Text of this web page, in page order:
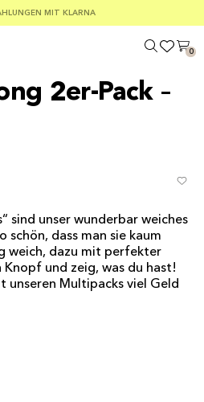
30–50 % RABATT AUF ALLES
AB EINEM BESTELLWERT VON 100 €
MIT KLARNA
0
2er-Pack –
sind unser wunderbar weiches
schön, dass man sie kaum
weich, dazu mit perfekter
Knopf und zeig, was du hast!
unseren Multipacks viel Geld